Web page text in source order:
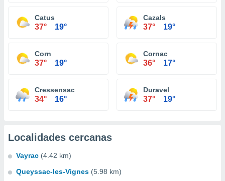
Catus
37° 19°
Cazals
37° 19°
Corn
37° 19°
Cornac
36° 17°
Cressensac
34° 16°
Duravel
37° 19°
Localidades cercanas
Vayrac (4.42 km)
Queyssac-les-Vignes (5.98 km)